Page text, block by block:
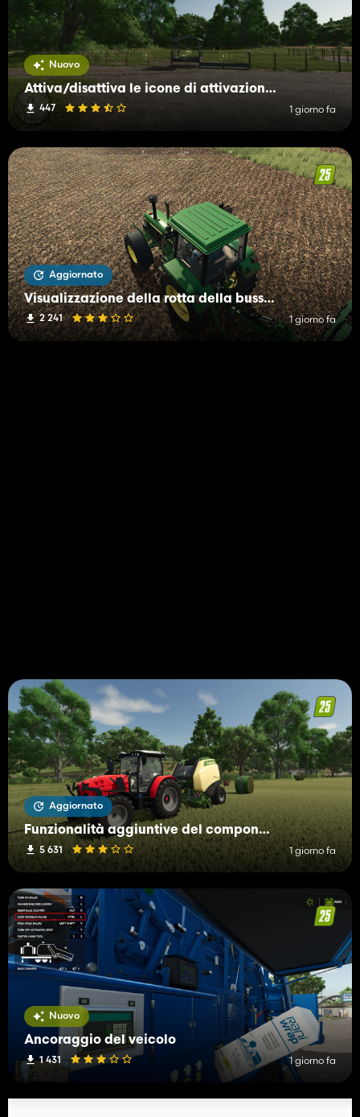
Nuovo
Attiva/disattiva le icone di attivazione e l'HUD
447 1 giorno fa
Aggiornato
Visualizzazione della rotta della bussola
2 241 1 giorno fa
Aggiornato
Funzionalità aggiuntive del componente aggiuntivo Bale Net
5 631 1 giorno fa
Nuovo
Ancoraggio del veicolo
1 431 1 giorno fa